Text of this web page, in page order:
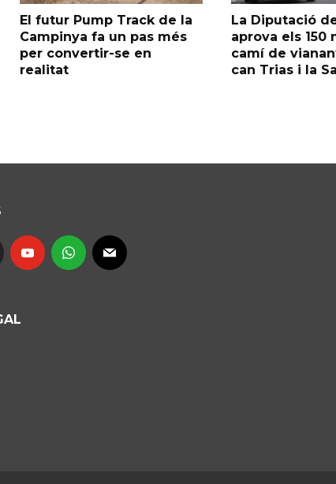
El futur Pump Track de la
Campinya fa un pas més
per convertir-se en
realitat
La Diputació
aprova els 150
camí de
can Trias i la